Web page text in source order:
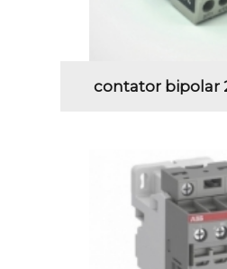
contator bipolar